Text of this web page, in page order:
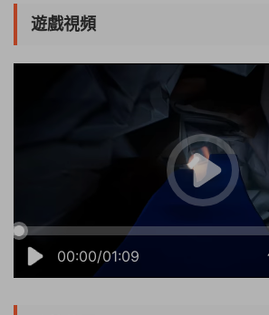
遊戲視頻
00:00/01:09